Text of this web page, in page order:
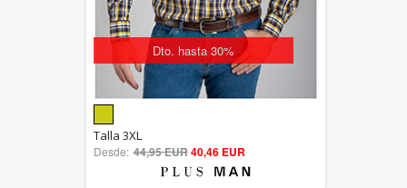
Dto. hasta 30%
out of 5
Talla 3XL
Desde: 44,95 EUR40,46 EUR